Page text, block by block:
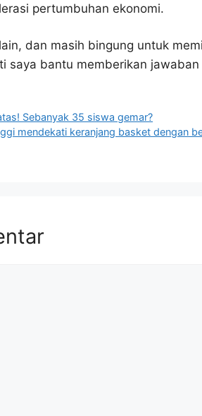
pertumbuhan ekonomi.
dan masih bingung untuk
saya bantu memberikan jawaban
Sebanyak 35 siswa gemar?
mendekati keranjang basket dengan